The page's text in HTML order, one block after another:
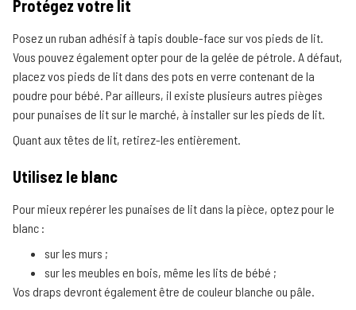
Protégez votre lit
Posez un ruban adhésif à tapis double-face sur vos pieds de lit.
Vous pouvez également opter pour de la gelée de pétrole. A défaut,
placez vos pieds de lit dans des pots en verre contenant de la
poudre pour bébé. Par ailleurs, il existe plusieurs autres pièges
pour punaises de lit sur le marché, à installer sur les pieds de lit.
Quant aux têtes de lit, retirez-les entièrement.
Utilisez le blanc
Pour mieux repérer les punaises de lit dans la pièce, optez pour le
blanc :
sur les murs ;
sur les meubles en bois, même les lits de bébé ;
Vos draps devront également être de couleur blanche ou pâle.